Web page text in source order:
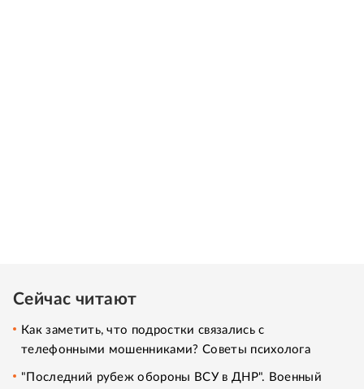
Сейчас читают
Как заметить, что подростки связались с
телефонными мошенниками? Советы психолога
"Последний рубеж обороны ВСУ в ДНР". Военный